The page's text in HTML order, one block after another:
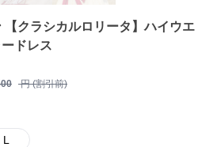
【クラシカルロリータ】ハイウエ
ドレス
円 (割引前)
L